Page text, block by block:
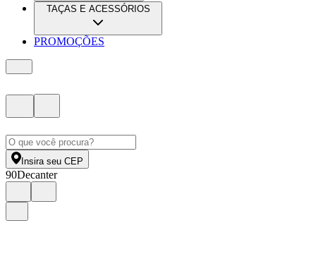
TAÇAS E ACESSÓRIOS
PROMOÇÕES
Insira seu CEP
90Decanter